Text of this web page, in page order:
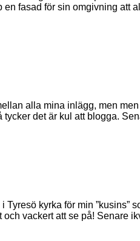
en fasad för sin omgivning att
alla mina inlägg, men
tycker det är kul att blogga.
Tyresö kyrka för min ”kusins”
och vackert att se på! Senare